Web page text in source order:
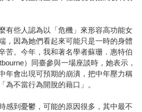
有些人認為以「危機」來形容高功能女
，因為她們看起來可能只是一時的身體
苦。今年，我和著名學者蘇珊．惠特伯
）同臺參與一場座談時，她表示，
年會出現可預期的崩潰，把中年壓力稱
為不當行為開脫的藉口」。
感到憂鬱，可能的原因很多，其中最不